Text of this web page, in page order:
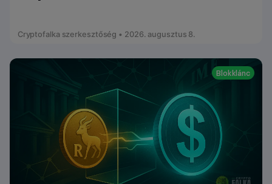
Cryptofalka szerkesztőség • 2026. augusztus 8.
Blokklánc